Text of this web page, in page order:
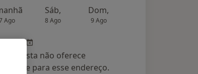
Ago
Sáb,
8 Ago
Dom,
9 Ago
não oferece
online para esse endereço.